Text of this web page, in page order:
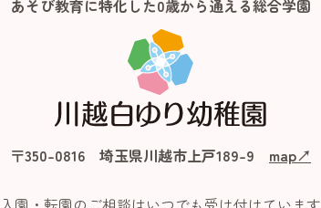
あそび教育に特化した0歳から通える総合学園
〒350-0816 埼玉県川越市上戸189-9 map↗︎